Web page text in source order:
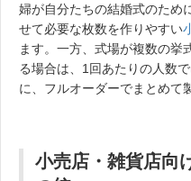
婦が自分たちの結婚式のため
せて必要な枚数を作りやすい
ます。一方、式場が複数の挙
る場合は、1回あたりの人数
に、フルオーダーでまとめて
小売店・雑貨店向